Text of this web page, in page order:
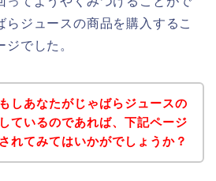
らジュースの商品を購入するこ
でした。
しあなたがじゃばらジュースの
ているのであれば、下記ページ
れてみてはいかがでしょうか？